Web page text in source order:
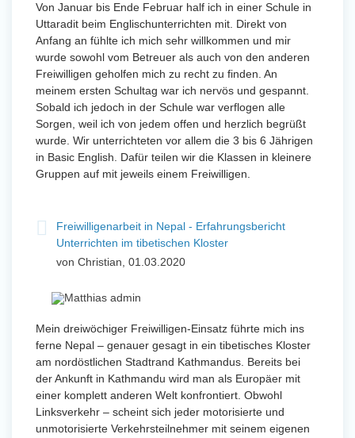
Von Januar bis Ende Februar half ich in einer Schule in
Uttaradit beim Englischunterrichten mit. Direkt von
Anfang an fühlte ich mich sehr willkommen und mir
wurde sowohl vom Betreuer als auch von den anderen
Freiwilligen geholfen mich zu recht zu finden. An
meinem ersten Schultag war ich nervös und gespannt.
Sobald ich jedoch in der Schule war verflogen alle
Sorgen, weil ich von jedem offen und herzlich begrüßt
wurde. Wir unterrichteten vor allem die 3 bis 6 Jährigen
in Basic English. Dafür teilen wir die Klassen in kleinere
Gruppen auf mit jeweils einem Freiwilligen.
Freiwilligenarbeit in Nepal - Erfahrungsbericht
Unterrichten im tibetischen Kloster
von Christian, 01.03.2020
Mein dreiwöchiger Freiwilligen-Einsatz führte mich ins
ferne Nepal – genauer gesagt in ein tibetisches Kloster
am nordöstlichen Stadtrand Kathmandus. Bereits bei
der Ankunft in Kathmandu wird man als Europäer mit
einer komplett anderen Welt konfrontiert. Obwohl
Linksverkehr – scheint sich jeder motorisierte und
unmotorisierte Verkehrsteilnehmer mit seinem eigenen